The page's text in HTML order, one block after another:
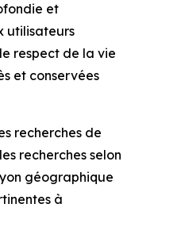
et
utilisateurs
respect de la vie
et conservées
recherches de
recherches selon
géographique
à